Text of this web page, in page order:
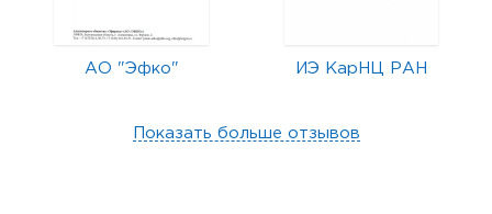
АО "Эфко" ИЭ КарНЦ РАН
Показать больше отзывов